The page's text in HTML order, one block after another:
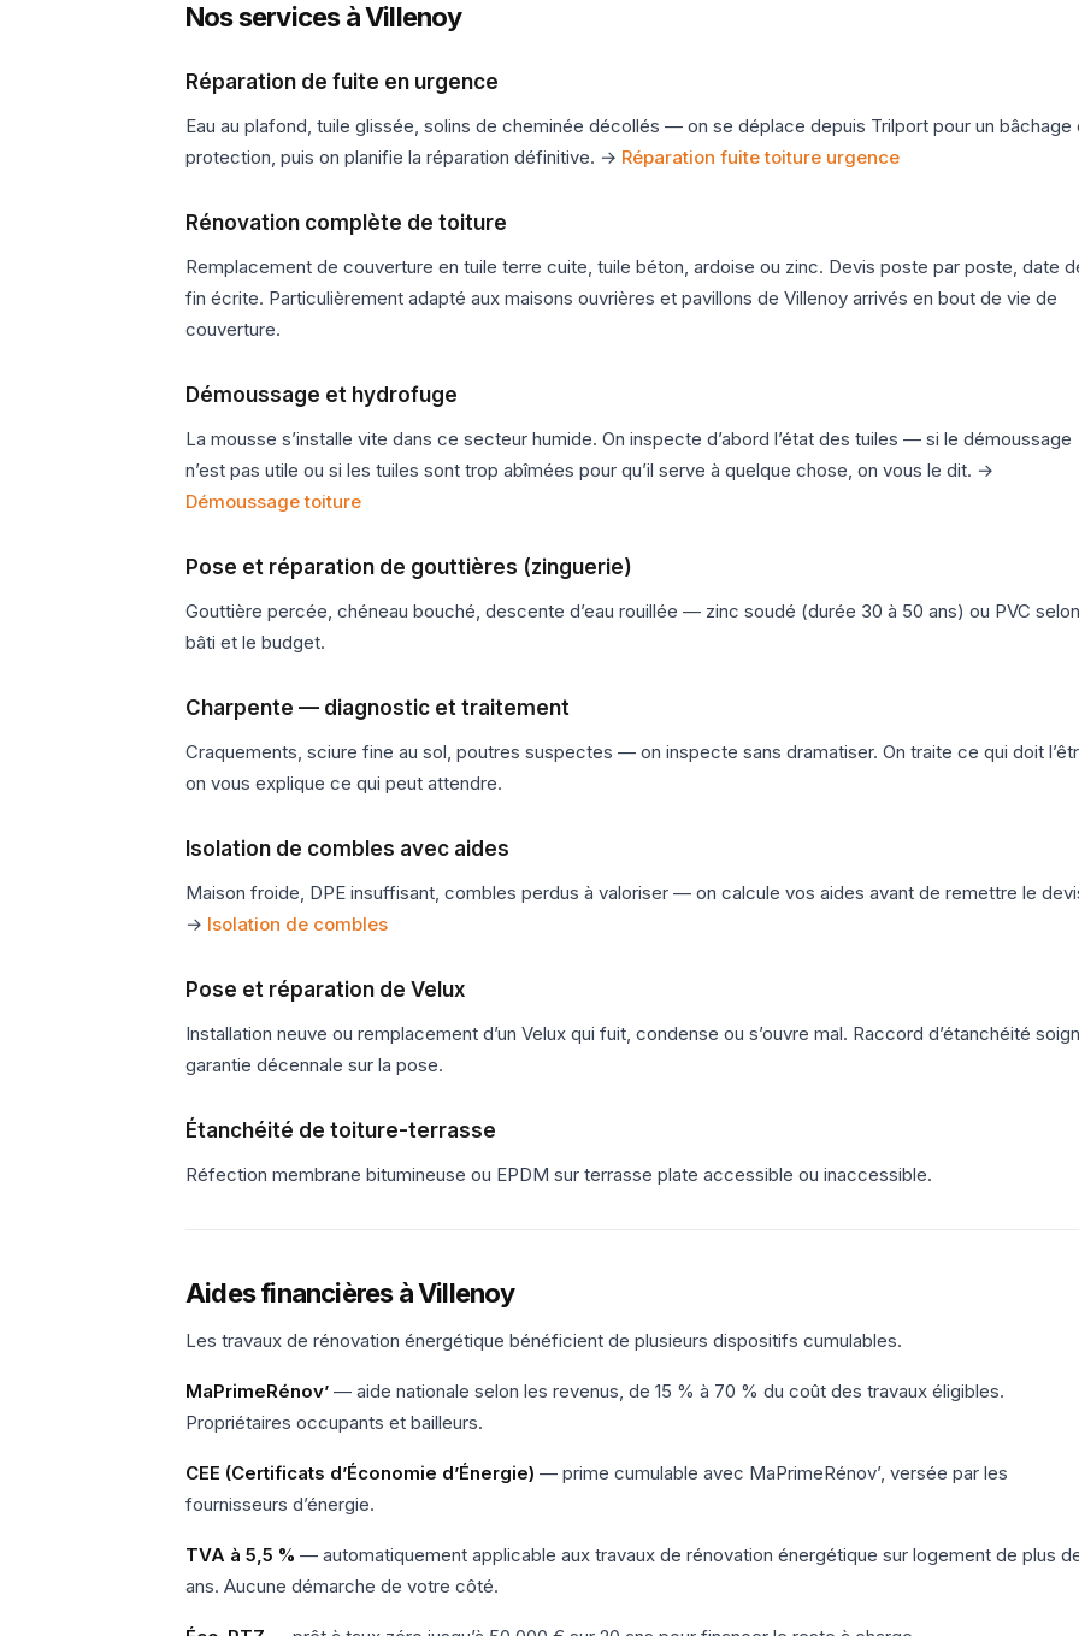
Nos services à Villenoy
Réparation de fuite en urgence
Eau au plafond, tuile glissée, solins de cheminée décollés — on se déplace depuis Trilport pour un bâchage
protection, puis on planifie la réparation définitive. → Réparation fuite toiture urgence
Rénovation complète de toiture
Remplacement de couverture en tuile terre cuite, tuile béton, ardoise ou zinc. Devis poste par poste, date
fin écrite. Particulièrement adapté aux maisons ouvrières et pavillons de Villenoy arrivés en bout de vie de
couverture.
Démoussage et hydrofuge
La mousse s’installe vite dans ce secteur humide. On inspecte d’abord l’état des tuiles — si le démoussage
n’est pas utile ou si les tuiles sont trop abîmées pour qu’il serve à quelque chose, on vous le dit. →
Démoussage toiture
Pose et réparation de gouttières (zinguerie)
Gouttière percée, chéneau bouché, descente d’eau rouillée — zinc soudé (durée 30 à 50 ans) ou PVC
bâti et le budget.
Charpente — diagnostic et traitement
Craquements, sciure fine au sol, poutres suspectes — on inspecte sans dramatiser. On traite ce qui doit
on vous explique ce qui peut attendre.
Isolation de combles avec aides
Maison froide, DPE insuffisant, combles perdus à valoriser — on calcule vos aides avant de remettre le
→ Isolation de combles
Pose et réparation de Velux
Installation neuve ou remplacement d’un Velux qui fuit, condense ou s’ouvre mal. Raccord d’étanchéité
garantie décennale sur la pose.
Étanchéité de toiture-terrasse
Réfection membrane bitumineuse ou EPDM sur terrasse plate accessible ou inaccessible.
Aides financières à Villenoy
Les travaux de rénovation énergétique bénéficient de plusieurs dispositifs cumulables.
MaPrimeRénov’ — aide nationale selon les revenus, de 15 % à 70 % du coût des travaux éligibles.
Propriétaires occupants et bailleurs.
CEE (Certificats d’Économie d’Énergie) — prime cumulable avec MaPrimeRénov’, versée par les
fournisseurs d’énergie.
TVA à 5,5 % — automatiquement applicable aux travaux de rénovation énergétique sur logement de plus
ans. Aucune démarche de votre côté.